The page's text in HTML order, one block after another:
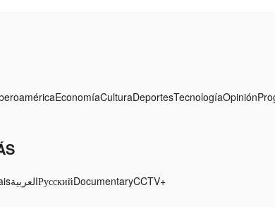
EconomíaCulturaDeportesTecnologíaOpinión
العربيةРусскийDocumentaryCCTV+